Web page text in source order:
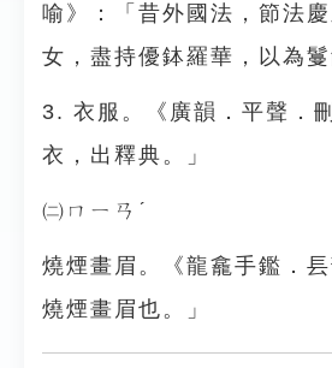
喻》：「昔外國法，節法
女，盡持優鉢羅華，以為鬘
3. 衣服。《廣韻．平聲．
衣，出釋典。」
㈡ㄇㄧㄢˊ
燒煙畫眉。《龍龕手鑑．镸
燒煙畫眉也。」